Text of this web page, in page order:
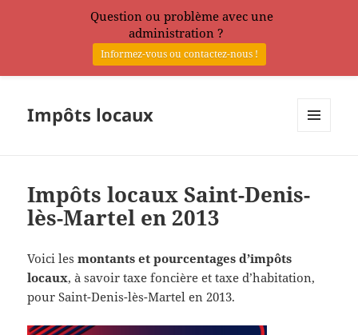
Impôts locaux
Impôts locaux Saint-Denis-
lès-Martel en 2013
Voici lesmontants et pourcentages d’impôts
locaux, à savoir taxe foncière et taxe d’habitation,
pour Saint-Denis-lès-Martel en 2013.
Question ou problème avec une
administration ?
Informez-vous ou contactez-nous !